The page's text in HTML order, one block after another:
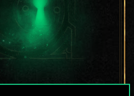
ist dies nur